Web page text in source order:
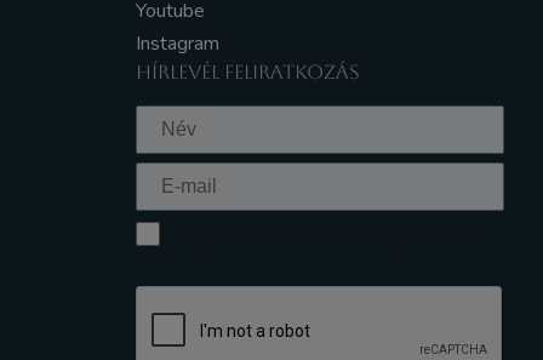
Youtube
Instagram
HÍRLEVÉL FELIRATKOZÁS